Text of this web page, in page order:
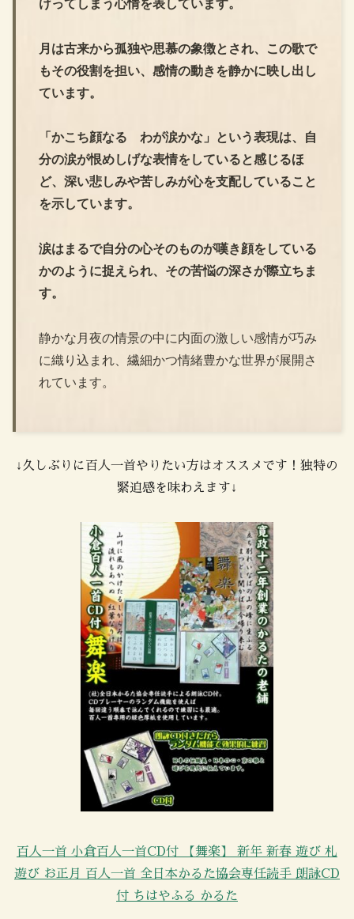
けってしまう心情を表しています。
月は古来から孤独や思慕の象徴とされ、この歌で
もその役割を担い、感情の動きを静かに映し出し
ています。
「かこち顔なる わが涙かな」という表現は、自
分の涙が恨めしげな表情をしていると感じるほ
ど、深い悲しみや苦しみが心を支配していること
を示しています。
涙はまるで自分の心そのものが嘆き顔をしている
かのように捉えられ、その苦悩の深さが際立ちま
す。
静かな月夜の情景の中に内面の激しい感情が巧み
に織り込まれ、繊細かつ情緒豊かな世界が展開さ
れています。
↓久しぶりに百人一首やりたい方はオススメです！独特の
緊迫感を味わえます↓
百人一首 小倉百人一首CD付 【舞楽】 新年 新春 遊び 札
遊び お正月 百人一首 全日本かるた協会専任読手 朗詠CD
付 ちはやふる かるた